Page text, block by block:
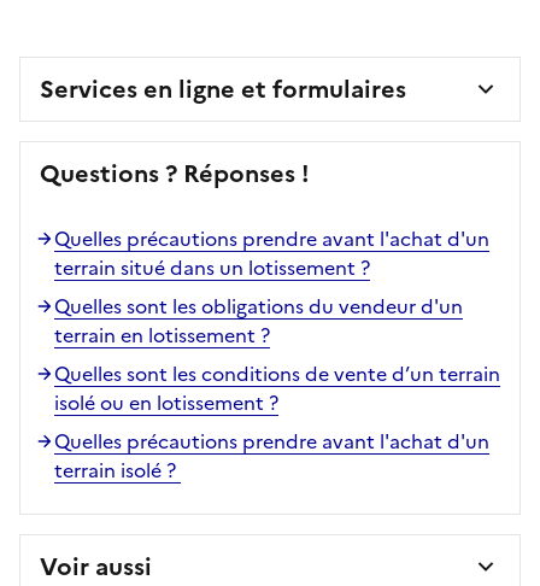
Services en ligne et formulaires
Questions ? Réponses !
Quelles précautions prendre avant l'achat d'un
terrain situé dans un lotissement ?
Quelles sont les obligations du vendeur d'un
terrain en lotissement ?
Quelles sont les conditions de vente d’un terrain
isolé ou en lotissement ?
Quelles précautions prendre avant l'achat d'un
terrain isolé ?
Voir aussi